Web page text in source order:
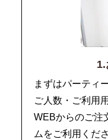
まずはパーティ
ご人数・ご利用
WEBからのご注
ムをご利用くだ